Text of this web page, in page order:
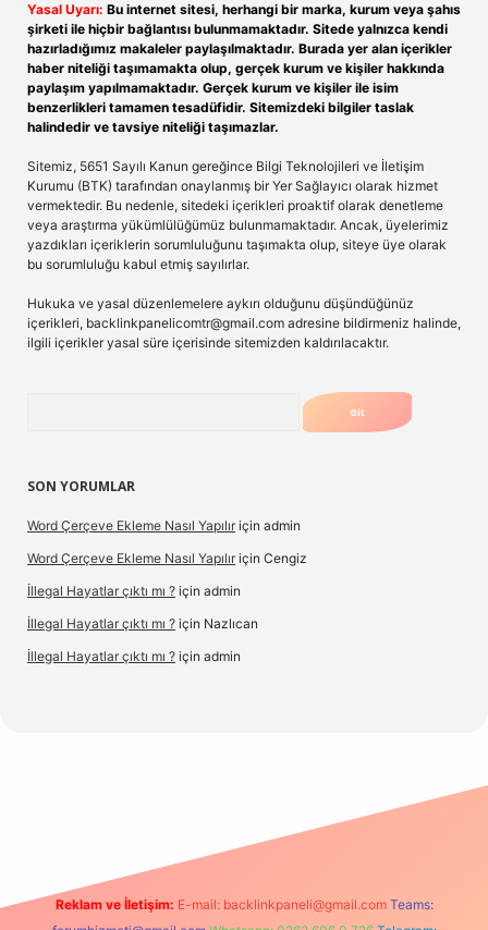
Yasal Uyarı: Bu internet sitesi, herhangi bir marka, kurum veya şahıs
şirketi ile hiçbir bağlantısı bulunmamaktadır. Sitede yalnızca kendi
hazırladığımız makaleler paylaşılmaktadır. Burada yer alan içerikler
haber niteliği taşımamakta olup, gerçek kurum ve kişiler hakkında
paylaşım yapılmamaktadır. Gerçek kurum ve kişiler ile isim
benzerlikleri tamamen tesadüfidir. Sitemizdeki bilgiler taslak
halindedir ve tavsiye niteliği taşımazlar.
Sitemiz, 5651 Sayılı Kanun gereğince Bilgi Teknolojileri ve İletişim
Kurumu (BTK) tarafından onaylanmış bir Yer Sağlayıcı olarak hizmet
vermektedir. Bu nedenle, sitedeki içerikleri proaktif olarak denetleme
veya araştırma yükümlülüğümüz bulunmamaktadır. Ancak, üyelerimiz
yazdıkları içeriklerin sorumluluğunu taşımakta olup, siteye üye olarak
bu sorumluluğu kabul etmiş sayılırlar.
Hukuka ve yasal düzenlemelere aykırı olduğunu düşündüğünüz
içerikleri, backlinkpanelicomtr@gmail.com adresine bildirmeniz halinde,
ilgili içerikler yasal süre içerisinde sitemizden kaldırılacaktır.
SON YORUMLAR
Word Çerçeve Ekleme Nasıl Yapılır için admin
Word Çerçeve Ekleme Nasıl Yapılır için Cengiz
İllegal Hayatlar çıktı mı ? için admin
İllegal Hayatlar çıktı mı ? için Nazlıcan
İllegal Hayatlar çıktı mı ? için admin
Reklam ve İletişim: E-mail: backlinkpaneli@gmail.com Teams: